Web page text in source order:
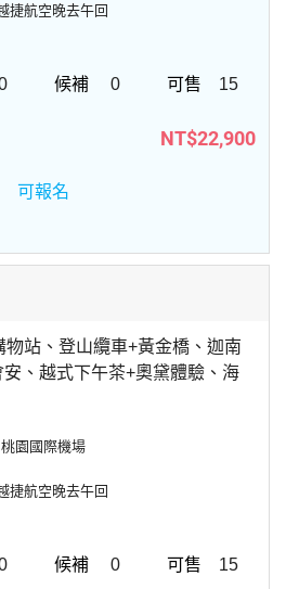
捷航空晚去午回
0 15
NT$22,900
可報名
站、登山纜車+黃金橋、迦南
、越式下午茶+奧黛體驗、海
桃園國際機場
捷航空晚去午回
0 15